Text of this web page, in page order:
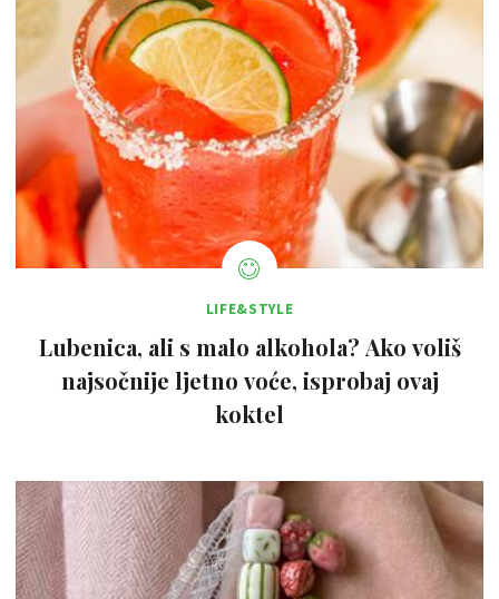
LIFE&STYLE
Lubenica, ali s malo alkohola? Ako voliš
najsočnije ljetno voće, isprobaj ovaj
koktel